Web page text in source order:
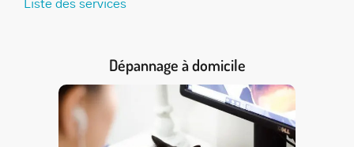
Liste des services
Dépannage à domicile